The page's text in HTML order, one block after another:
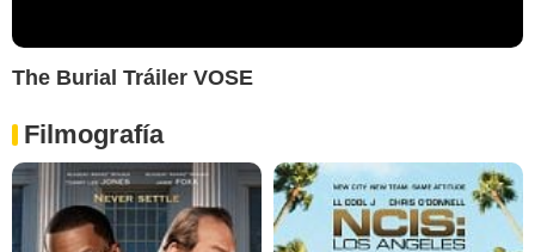
The Burial Tráiler VOSE
Filmografía